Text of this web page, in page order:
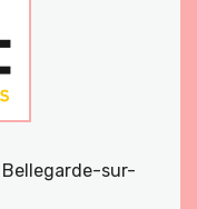
Bellegarde-sur-